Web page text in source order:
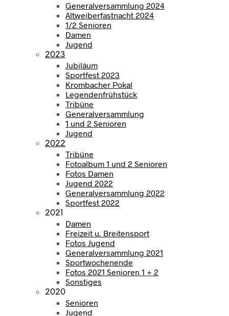
Generalversammlung 2024
Altweiberfastnacht 2024
1/2 Senioren
Damen
Jugend
2023
Jubiläum
Sportfest 2023
Krombacher Pokal
Legendenfrühstück
Tribüne
Generalversammlung
1 und 2 Senioren
Jugend
2022
Tribüne
Fotoalbum 1 und 2 Senioren
Fotos Damen
Jugend 2022
Generalversammlung 2022
Sportfest 2022
2021
Damen
Freizeit u. Breitensport
Fotos Jugend
Generalversammlung 2021
Sportwochenende
Fotos 2021 Senioren 1 + 2
Sonstiges
2020
Senioren
Jugend